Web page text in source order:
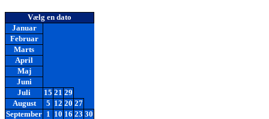
Vælg en dato
Januar
Februar
Marts
April
Maj
Juni
Juli
15 21 29
August
5 12 20 27
September 1 10 16 23 30